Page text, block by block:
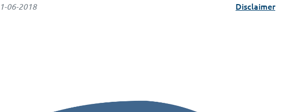
06-2018 Disclaimer